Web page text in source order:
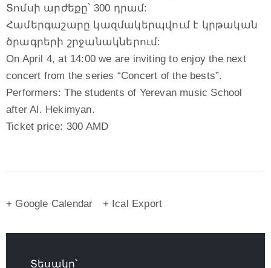
Տոմսի արժեքը՝ 300 դրամ:
Համերգաշարը կազմակերպվում է կրթական
ծրագրերի շրջանակներում:
On April 4, at 14:00 we are inviting to enjoy the next
concert from the series “Concert of the bests”.
Performers: The students of Yerevan music School
after Al. Hekimyan.
Ticket price: 300 AMD
+ Google Calendar + Ical Export
Տեսակը՝